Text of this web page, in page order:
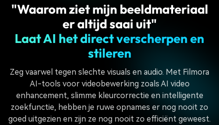
"Waarom ziet mijn beeldmateriaal
er altijd saai uit"
Laat AI het direct verscherpen en
stileren
Zeg vaarwel tegen slechte visuals en audio. Met Filmora
AI-tools voor videobewerking zoals AI video
enhancement, slimme kleurcorrectie en intelligente
zoekfunctie, hebben je ruwe opnames er nog nooit zo
goed uitgezien en zijn ze nog nooit zo efficiënt geweest.